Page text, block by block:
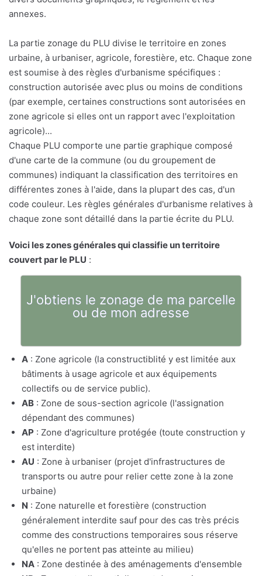
annexes.
La partie zonage du PLU divise le territoire en zones
urbaine, à urbaniser, agricole, forestière, etc. Chaque zone
est soumise à des règles d'urbanisme spécifiques :
construction autorisée avec plus ou moins de conditions
(par exemple, certaines constructions sont autorisées en
zone agricole si elles ont un rapport avec l'exploitation
agricole)...
Chaque PLU comporte une partie graphique composé
d'une carte de la commune (ou du groupement de
communes) indiquant la classification des territoires en
différentes zones à l'aide, dans la plupart des cas, d'un
code couleur. Les règles générales d'urbanisme relatives à
chaque zone sont détaillé dans la partie écrite du PLU.
Voici les zones générales qui classifie un territoire
couvert par le PLU :
J'obtiens le zonage de ma parcelle
ou de mon adresse
A : Zone agricole (la constructiblité y est limitée aux
bâtiments à usage agricole et aux équipements
collectifs ou de service public).
AB : Zone de sous-section agricole (l'assignation
dépendant des communes)
AP : Zone d'agriculture protégée (toute construction y
est interdite)
AU : Zone à urbaniser (projet d'infrastructures de
transports ou autre pour relier cette zone à la zone
urbaine)
N : Zone naturelle et forestière (construction
généralement interdite sauf pour des cas très précis
comme des constructions temporaires sous réserve
qu'elles ne portent pas atteinte au milieu)
NA : Zone destinée à des aménagements d'ensemble